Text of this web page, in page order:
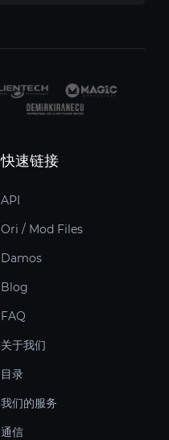
快速链接
API
Ori / Mod Files
Damos
Blog
FAQ
关于我们
目录
我们的服务
通信